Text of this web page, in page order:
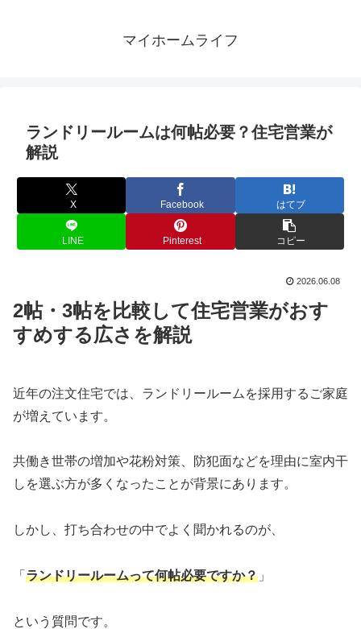
マイホームライフ
ランドリールームは何帖必要？住宅営業が
解説
X Facebook はてブ
LINE Pinterest コピー
2026.06.08
2帖・3帖を比較して住宅営業がおす
すめする広さを解説
近年の注文住宅では、ランドリールームを採用するご家庭
が増えています。
共働き世帯の増加や花粉対策、防犯面などを理由に室内干
しを選ぶ方が多くなったことが背景にあります。
しかし、打ち合わせの中でよく聞かれるのが、
「 ランドリールームって何帖必要ですか？ 」
という質問です。